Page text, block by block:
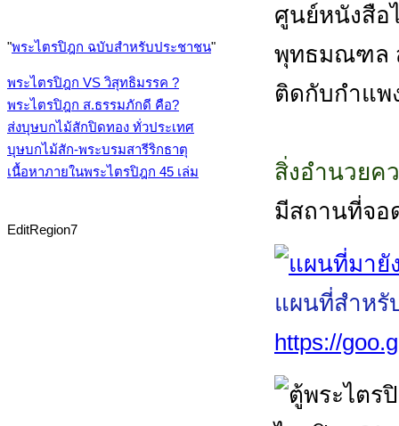
"พระไตรปิฎก ฉบับสำหรับประชาชน"
พระไตรปิฎก VS วิสุทธิมรรค ?
พระไตรปิฎก ส.ธรรมภักดี คือ?
ส่งบุษบกไม้สักปิดทอง ทั่วประเทศ
บุษบกไม้สัก-พระบรมสารีริกธาตุ
เนื้อหาภายในพระไตรปิฎก 45 เล่ม
EditRegion7
ศูนย์หนังสือ
พุทธมณฑล
ติดกับกำแ
สิ่งอำนวยค
มีสถานที่จอ
แผนที่สำหรั
https://